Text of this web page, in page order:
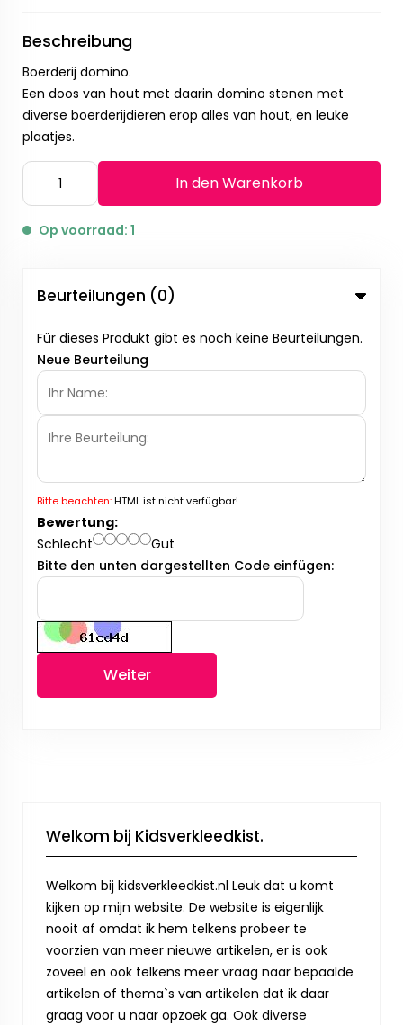
Beschreibung
Boerderij domino.
Een doos van hout met daarin domino stenen met
diverse boerderijdieren erop alles van hout, en leuke
plaatjes.
In den Warenkorb
Op voorraad: 1
Beurteilungen (0)
Für dieses Produkt gibt es noch keine Beurteilungen.
Neue Beurteilung
Bitte beachten:HTML ist nicht verfügbar!
Bewertung:
Schlecht
Gut
Bitte den unten dargestellten Code einfügen:
Weiter
Welkom bij Kidsverkleedkist.
Welkom bij kidsverkleedkist.nl Leuk dat u komt
kijken op mijn website. De website is eigenlijk
nooit af omdat ik hem telkens probeer te
voorzien van meer nieuwe artikelen, er is ook
zoveel en ook telkens meer vraag naar bepaalde
artikelen of thema`s van artikelen dat ik daar
graag voor u naar opzoek ga. Ook diverse